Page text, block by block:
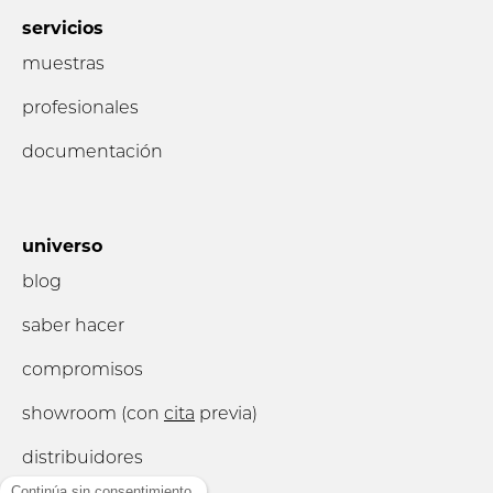
servicios
muestras
profesionales
documentación
universo
blog
saber hacer
compromisos
showroom (con cita previa)
distribuidores